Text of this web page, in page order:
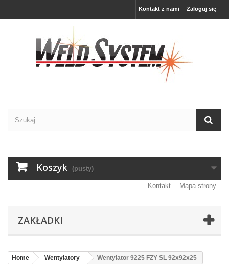
Zaloguj się
Kontakt z nami
Koszyk (pusty)
Kontakt Mapa strony
ZAKŁADKI
Home Wentylatory Wentylator 9225 FZY SL 92x92x25